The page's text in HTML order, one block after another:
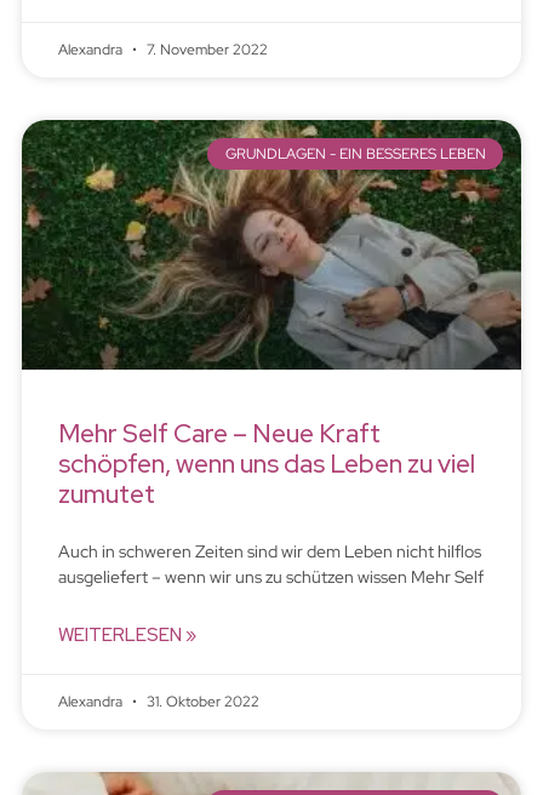
Alexandra 7. November 2022
GRUNDLAGEN - EIN BESSERES LEBEN
Mehr Self Care – Neue Kraft
schöpfen, wenn uns das Leben zu viel
zumutet
Auch in schweren Zeiten sind wir dem Leben nicht hilflos
ausgeliefert – wenn wir uns zu schützen wissen Mehr Self
WEITERLESEN »
Alexandra 31. Oktober 2022